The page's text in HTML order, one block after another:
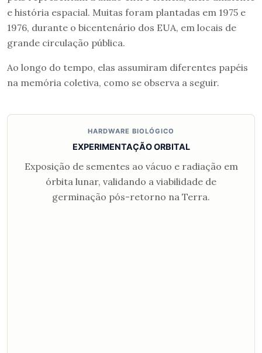
e história espacial. Muitas foram plantadas em 1975 e
1976, durante o bicentenário dos EUA, em locais de
grande circulação pública.
Ao longo do tempo, elas assumiram diferentes papéis
na memória coletiva, como se observa a seguir.
HARDWARE BIOLÓGICO
EXPERIMENTAÇÃO ORBITAL
Exposição de sementes ao vácuo e radiação em
órbita lunar, validando a viabilidade de
germinação pós-retorno na Terra.